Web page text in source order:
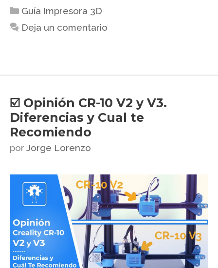
Guía Impresora 3D
Deja un comentario
☑️ Opinión CR-10 V2 y V3.
Diferencias y Cual te
Recomiendo
por Jorge Lorenzo